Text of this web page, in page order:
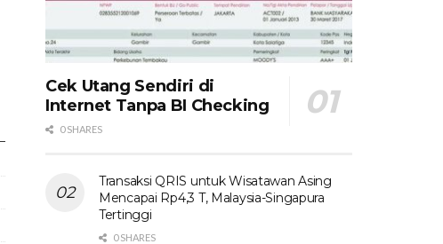
Cek Utang Sendiri di
Internet Tanpa BI Checking
0 SHARES
Transaksi QRIS untuk Wisatawan Asing
Mencapai Rp4,3 T, Malaysia-Singapura
Tertinggi
0 SHARES